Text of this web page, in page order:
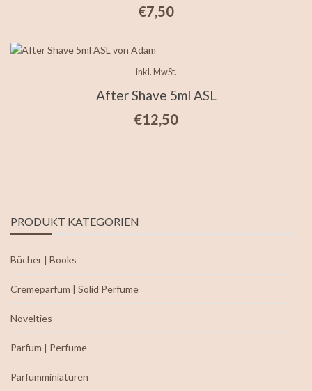
€7,50
inkl. MwSt.
After Shave 5ml ASL
€12,50
PRODUKT KATEGORIEN
Bücher | Books
Cremeparfum | Solid Perfume
Novelties
Parfum | Perfume
Parfumminiaturen